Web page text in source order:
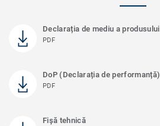
Declarația de mediu a produsului
PDF
DoP (Declarația de performanță)
PDF
Fișă tehnică